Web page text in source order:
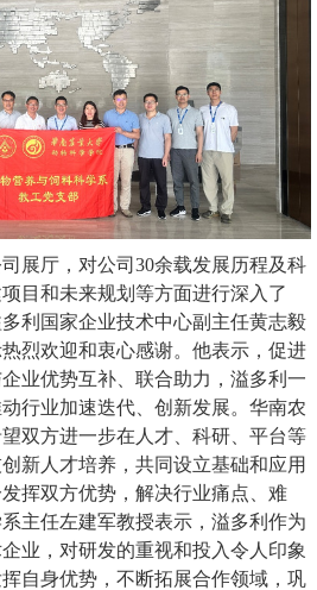
展厅，对公司 30余载发展历程及科
目和未来规划等方面进行深入了
利国家企业技术中心副主任黄志毅
烈欢迎和衷心感谢。他表示 ，促进
业优势互补、联合助力，溢多利一
行业加速迭代、创新发展。华南农
双方进一步在人才、科研、平台等
新人才培养，共同设立基础和应用
挥双方优势，解决行业痛点、难
主任左建军教授表示，溢多利作为
业，对研发的重视和投入令人印象
自身优势，不断拓展合作领域，巩